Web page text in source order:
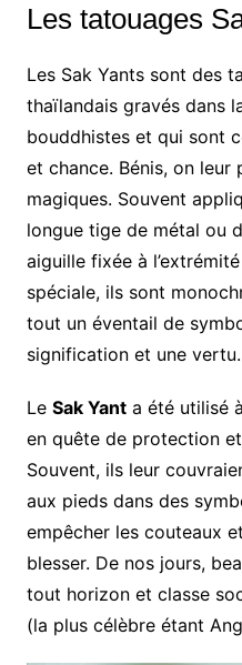
Les tatouages
Les Sak Yants sont des
thaïlandais gravés dans
bouddhistes et qui sont
et chance. Bénis, on leur
magiques. Souvent
longue tige de métal ou
aiguille fixée à
spéciale, ils sont
tout un éventail de
signification et une vertu.
Le Sak Yanta été utilisé
en quête de protection
Souvent, ils leur
aux pieds dans des
empêcher les couteaux
blesser. De nos jours,
tout horizon et classe
(la plus célèbre étant